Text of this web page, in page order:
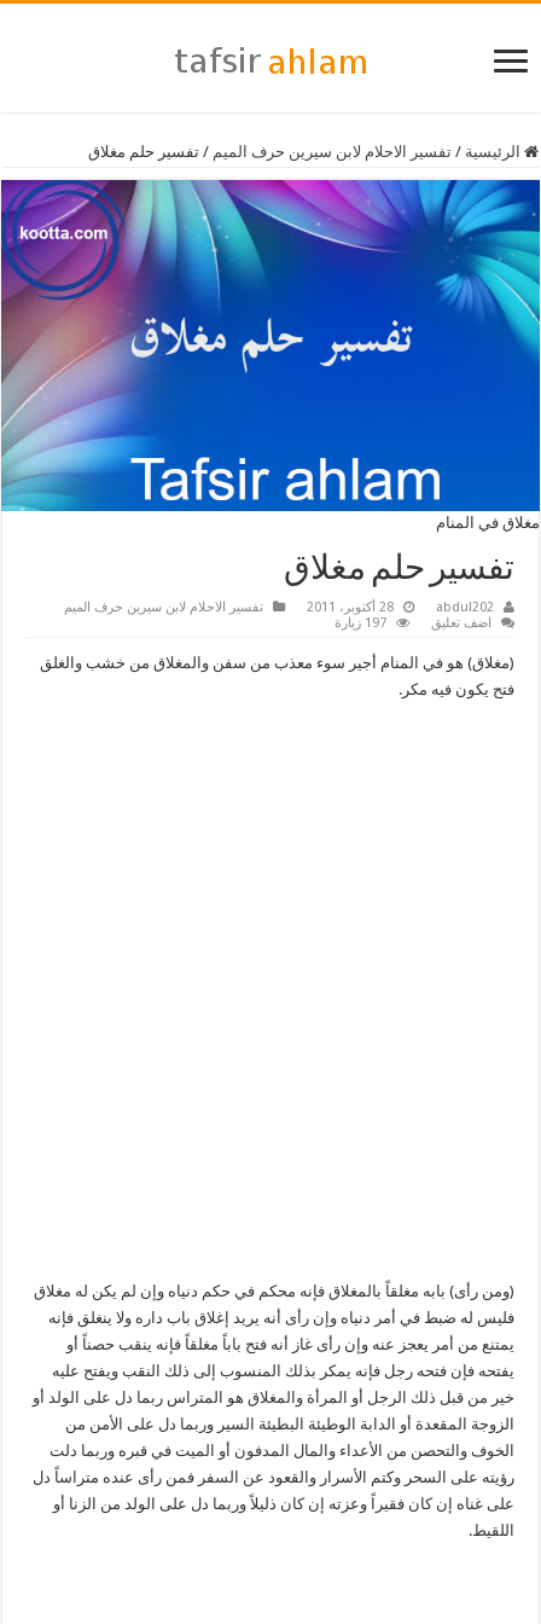
الرئيسية / تفسير الاحلام لابن سيرين حرف الميم / تفسير حلم مغلاق
مغلاق في المنام
تفسير حلم مغلاق
abdul202 28 أكتوبر، 2011
تفسير الاحلام لابن سيرين حرف الميم
اضف تعليق
197 زيارة
(مغلاق) هو في المنام أجير سوء معذب من سفن والمغلاق من خشب والغلق
فتح يكون فيه مكر.
(ومن رأى) بابه مغلقاً بالمغلاق فإنه محكم في حكم دنياه وإن لم يكن له مغلاق
فليس له ضبط في أمر دنياه وإن رأى أنه يريد إغلاق باب داره ولا ينغلق فإنه
يمتنع من أمر يعجز عنه وإن رأى غاز أنه فتح باباً مغلقاً فإنه ينقب حصناً أو
يفتحه فإن فتحه رجل فإنه يمكر بذلك المنسوب إلى ذلك النقب ويفتح عليه
خير من قبل ذلك الرجل أو المرأة والمغلاق هو المتراس ربما دل على الولد أو
الزوجة المقعدة أو الدابة الوطيئة البطيئة السير وربما دل على الأمن من
الخوف والتحصن من الأعداء والمال المدفون أو الميت في قبره وربما دلت
رؤيته على السحر وكتم الأسرار والقعود عن السفر فمن رأى عنده متراساً دل
على غناه إن كان فقيراً وعزته إن كان ذليلاً وربما دل على الولد من الزنا أو
اللقيط.